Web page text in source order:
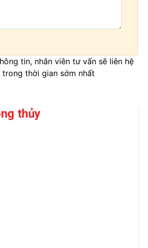
tin, nhân viên tư vấn sẽ liên hệ
thời gian sớm nhất
thủy